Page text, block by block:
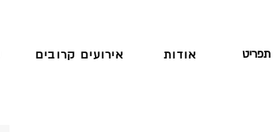
אירועים קרובים אודות תפריט